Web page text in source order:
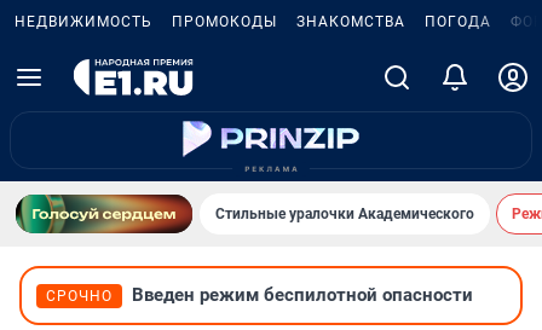
НЕДВИЖИМОСТЬ ПРОМОКОДЫ ЗНАКОМСТВА ПОГОДА
Стильные уралочки Академического
СРОЧНО Введен режим беспилотной опасности